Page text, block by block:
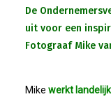
De
uit voor een
Fotograaf Mike
Mike werkt